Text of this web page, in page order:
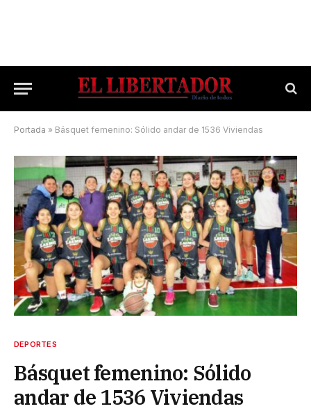
Portada » Básquet femenino: Sólido andar de 1536 Viviendas
DEPORTES
Básquet femenino: Sólido
andar de 1536 Viviendas